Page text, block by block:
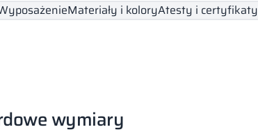
Materiały i koloryAtesty i certyfikaty
wymiary